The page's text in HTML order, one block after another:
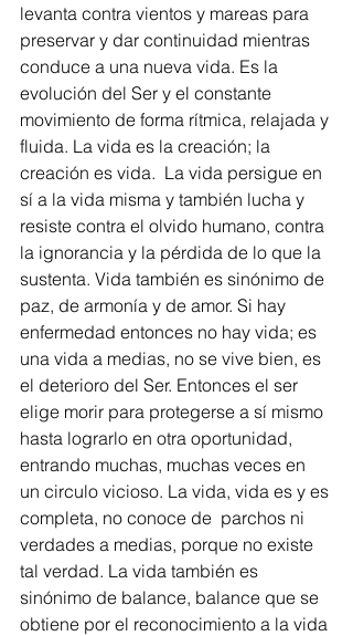
levanta contra vientos y mareas para
preservar y dar continuidad mientras
conduce a una nueva vida. Es la
evolución del Ser y el constante
movimiento de forma rítmica, relajada y
fluida. La vida es la creación; la
creación es vida.  La vida persigue en
sí a la vida misma y también lucha y
resiste contra el olvido humano, contra
la ignorancia y la pérdida de lo que la
sustenta. Vida también es sinónimo de
paz, de armonía y de amor. Si hay
enfermedad entonces no hay vida; es
una vida a medias, no se vive bien, es
el deterioro del Ser. Entonces el ser
elige morir para protegerse a sí mismo
hasta lograrlo en otra oportunidad,
entrando muchas, muchas veces en
un circulo vicioso. La vida, vida es y es
completa, no conoce de  parchos ni
verdades a medias, porque no existe
tal verdad. La vida también es
sinónimo de balance, balance que se
obtiene por el reconocimiento a la vida